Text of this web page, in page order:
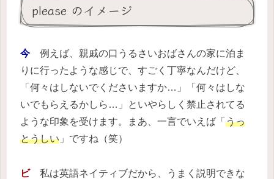
please のイメージ
今 例えば、親戚の口うるさいおばさんの家に泊ま
りに行ったような感じで、すごく丁寧なんだけど、
「何々はしないでくださいますか…」「何々はしな
いでもらえるかしら…」といやらしく禁止されてる
ような印象を受けます。まあ、一言でいえば「 うっ
とうしい 」ですね（笑）
ビ私は英語ネイティブだから、うまく説明できな